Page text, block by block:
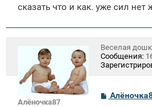
сказать что и как. уже сил нет
Алёночка87
Веселая
Сообщения:
С
о